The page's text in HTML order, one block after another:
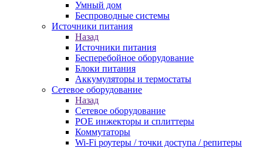
Умный дом
Беспроводные системы
Источники питания
Назад
Источники питания
Бесперебойное оборудование
Блоки питания
Аккумуляторы и термостаты
Сетевое оборудование
Назад
Сетевое оборудование
POE инжекторы и сплиттеры
Коммутаторы
Wi-Fi роутеры / точки доступа / репитеры